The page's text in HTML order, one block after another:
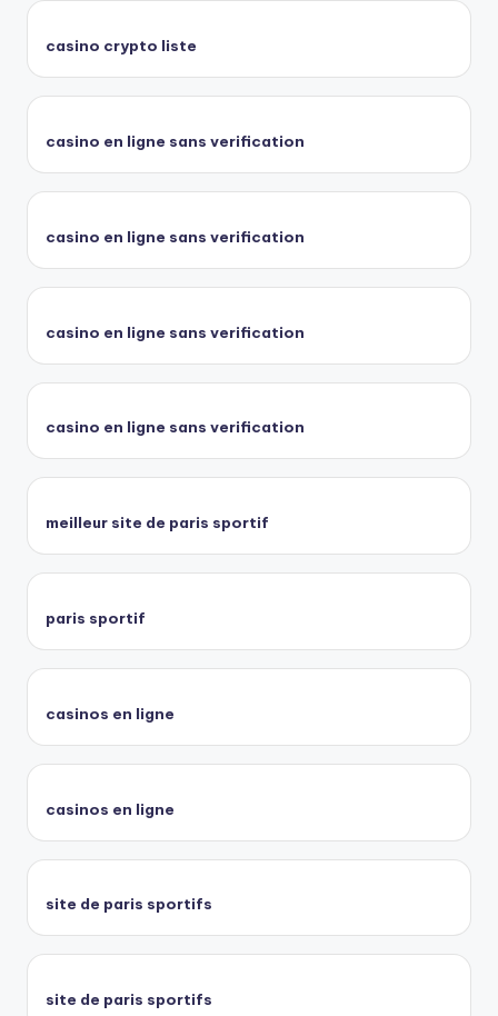
casino crypto liste
casino en ligne sans verification
casino en ligne sans verification
casino en ligne sans verification
casino en ligne sans verification
meilleur site de paris sportif
paris sportif
casinos en ligne
casinos en ligne
site de paris sportifs
site de paris sportifs